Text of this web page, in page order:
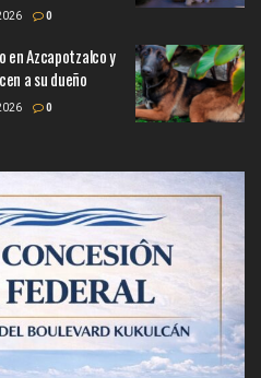
0
Azcapotzalco y
a su dueño
0